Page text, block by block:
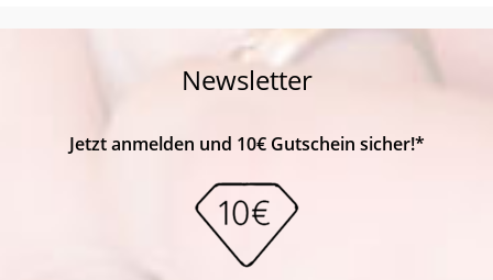
Newsletter
Jetzt anmelden und 10€ Gutschein sicher!*